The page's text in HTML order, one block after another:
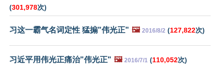
(301,978次)
习这一霸气名词定性 猛搧"伟光正" 🖼️ 2016/8/2 (127,822次)
习近平用伟光正痛治"伟光正" 🖼️ 2016/7/1 (110,052次)